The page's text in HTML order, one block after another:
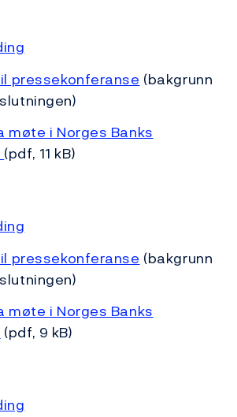
pressekonferanse (bakgrunn
møte i Norges Banks
(pdf, 11 kB)
pressekonferanse (bakgrunn
møte i Norges Banks
(pdf, 9 kB)